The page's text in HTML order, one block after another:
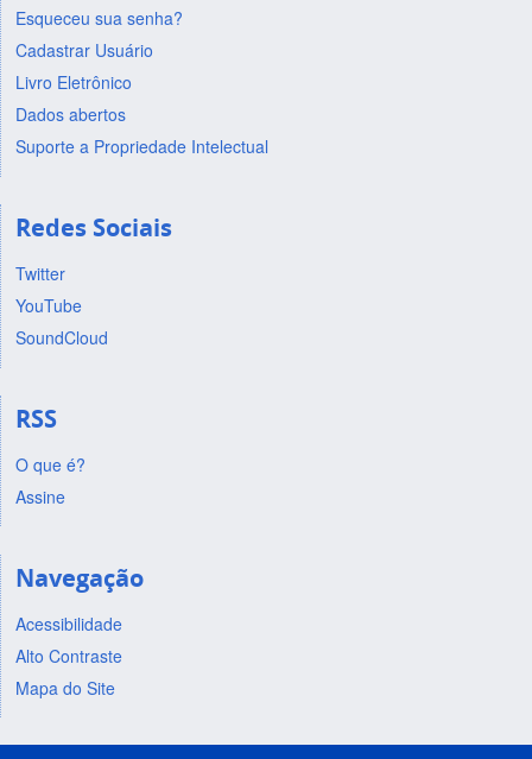
Esqueceu sua senha?
Cadastrar Usuário
Livro Eletrônico
Dados abertos
Suporte a Propriedade Intelectual
Redes Sociais
Twitter
YouTube
SoundCloud
RSS
O que é?
Assine
Navegação
Acessibilidade
Alto Contraste
Mapa do Site